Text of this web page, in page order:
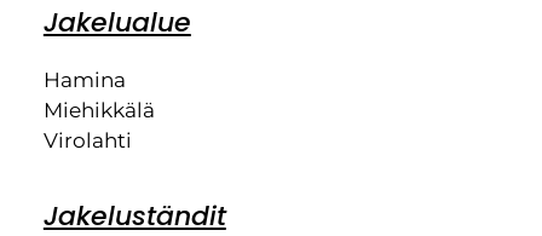
Jakelualue
Hamina
Miehikkälä
Virolahti
Jakeluständit